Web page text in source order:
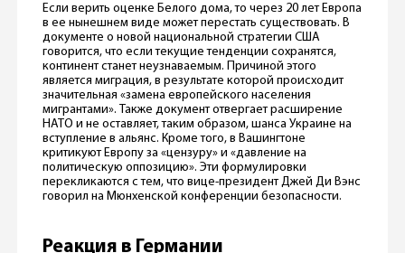
Если верить оценке Белого дома, то через 20 лет Европа
в ее нынешнем виде может перестать существовать. В
документе о новой национальной стратегии США
говорится, что если текущие тенденции сохранятся,
континент станет неузнаваемым. Причиной этого
является миграция, в результате которой происходит
значительная «замена европейского населения
мигрантами». Также документ отвергает расширение
НАТО и не оставляет, таким образом, шанса Украине на
вступление в альянс. Кроме того, в Вашингтоне
критикуют Европу за «цензуру» и «давление на
политическую оппозицию». Эти формулировки
перекликаются с тем, что вице-президент Джей Ди Вэнс
говорил на Мюнхенской конференции безопасности.
Реакция в Германии